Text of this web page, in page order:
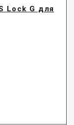
Lock G для